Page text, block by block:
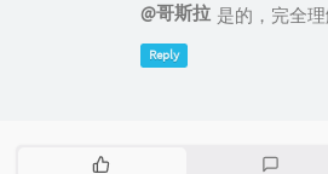
@哥斯拉 是的，完全理
Reply
P